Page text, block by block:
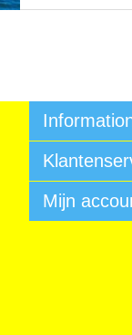
Algemene
Sitemap
Betalen
Garantie
Verzendkosten
Algemene
Nieuws
Mijn